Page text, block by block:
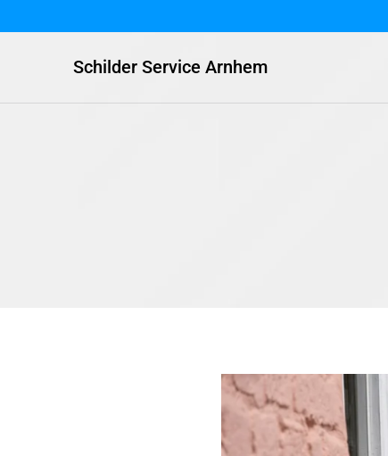
Schilder Service Arnhem